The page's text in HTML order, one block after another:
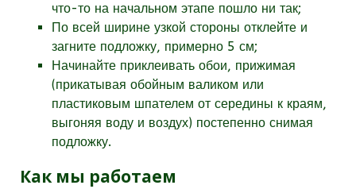
что-то на начальном этапе пошло ни так;
По всей ширине узкой стороны отклейте и
загните подложку, примерно 5 см;
Начинайте приклеивать обои, прижимая
(прикатывая обойным валиком или
пластиковым шпателем от середины к краям,
выгоняя воду и воздух) постепенно снимая
подложку.
Как мы работаем